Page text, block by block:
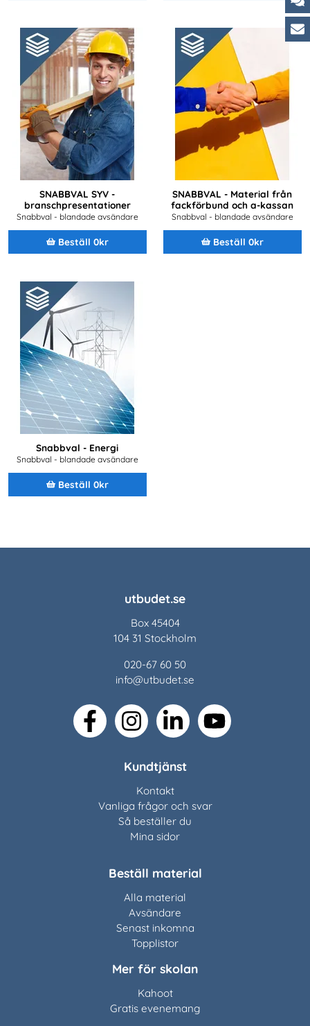
SNABBVAL SYV -
branschpresentationer
Snabbval - blandade avsändare
Beställ 0kr
SNABBVAL - Material från
fackförbund och a-kassan
Snabbval - blandade avsändare
Beställ 0kr
Snabbval - Energi
Snabbval - blandade avsändare
Beställ 0kr
utbudet.se
Box 45404
104 31 Stockholm
020-67 60 50
info@utbudet.se
facebookinstagramlinkedin youtube
Kundtjänst
Kontakt
Vanliga frågor och svar
Så beställer du
Mina sidor
Beställ material
Alla material
Avsändare
Senast inkomna
Topplistor
Mer för skolan
Kahoot
Gratis evenemang